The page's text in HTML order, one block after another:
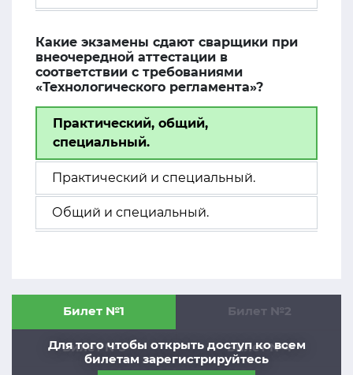
Какие экзамены сдают сварщики при
внеочередной аттестации в
соответствии с требованиями
«Технологического регламента»?
Практический, общий,
специальный.
Практический и специальный.
Общий и специальный.
Для того чтобы открыть доступ ко всем
билетам зарегистрируйтесь
Билет №1 Билет №2
Билет №3 Билет №4